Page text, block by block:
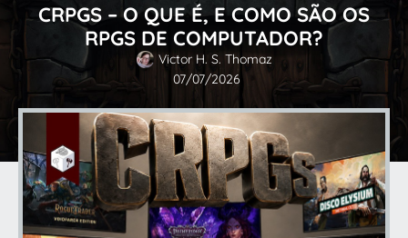
CRPGS – O QUE É, E COMO SÃO OS
RPGS DE COMPUTADOR?
Victor H. S. Thomaz
07/07/2026